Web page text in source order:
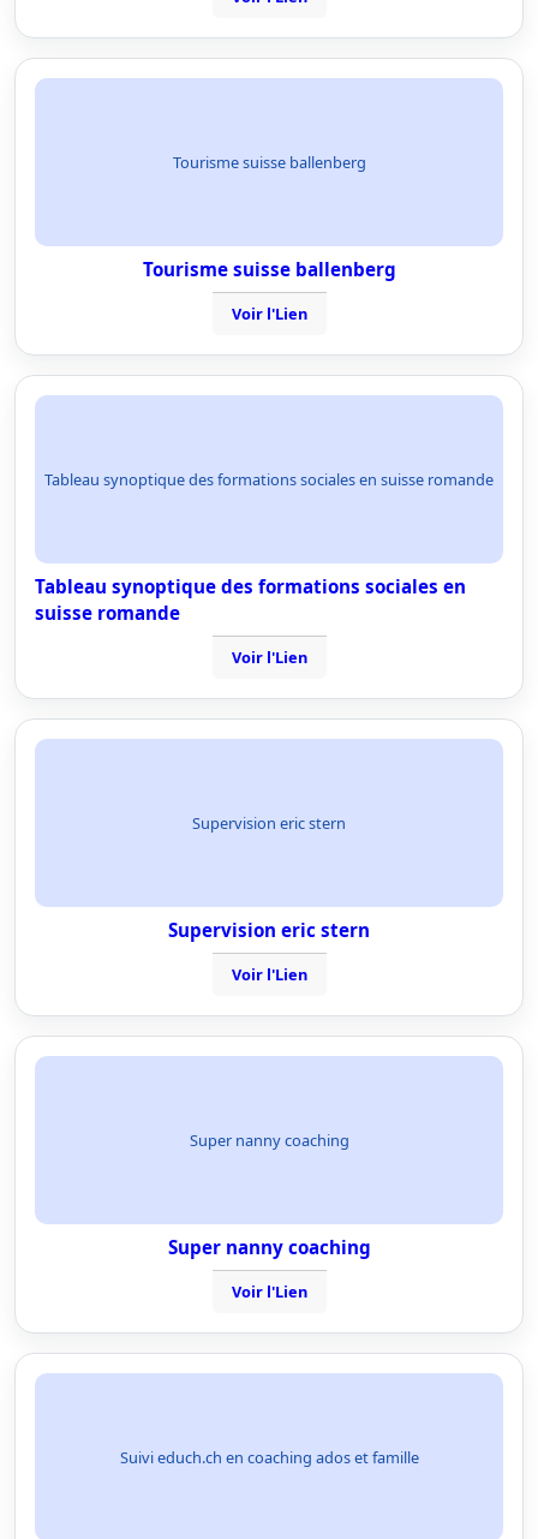
Tourisme suisse ballenberg
Tourisme suisse ballenberg
Voir l'Lien
Tableau synoptique des formations sociales en suisse romande
Tableau synoptique des formations sociales en
suisse romande
Voir l'Lien
Supervision eric stern
Supervision eric stern
Voir l'Lien
Super nanny coaching
Super nanny coaching
Voir l'Lien
Suivi educh.ch en coaching ados et famille